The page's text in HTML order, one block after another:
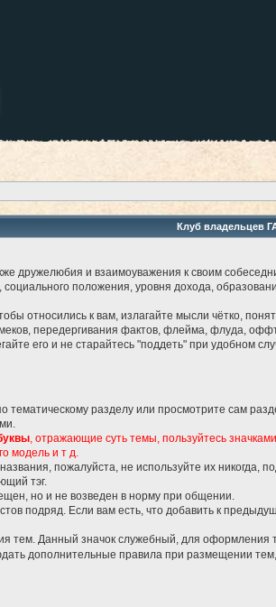
Клуб владельцев
дружелюбия и взаимоуважения к своим
социального положения, уровня дохода,
относились к вам, излагайте мысли чётко,
передергивания фактов, флейма, флуда,
его и не старайтесь "поддеть" при удобном
тематическому разделу или просмотрите сам
, отражающие суть темы, пользуйтесь
модель и т д.
пожалуйста, не используйте их никогда,
тэг.
но и не возведен в норму при общении.
подряд. Если вам есть, что добавить к
тем. Данный значок служебный, для оформления
дополнительные правила при размещении